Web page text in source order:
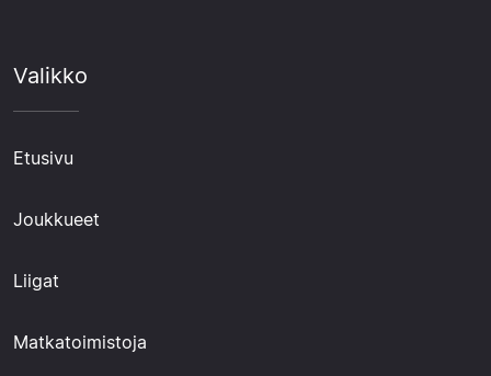
Valikko
Etusivu
Joukkueet
Liigat
Matkatoimistoja